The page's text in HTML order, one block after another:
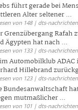
führt gerade bei
Alter seltener ...
von 148 | dts-
Grenzübergang Rafah
Ägypten hat nach ...
von 133 | dts-
Automobilklub
Hillebrand
von 123 | dts-
Bundesanwaltschaft
mutmaßlicher ...
von 101 | dts-